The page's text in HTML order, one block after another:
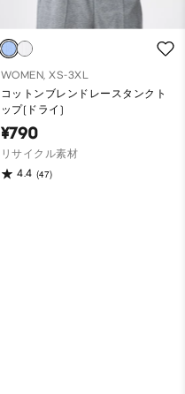
WOMEN, XS-3XL
コットンブレンドレースタンクト
ップ(ドライ)
¥790
リサイクル素材
4.4 (47)